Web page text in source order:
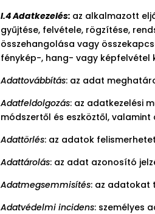
I.4 Adatkezelés: az alkalmazott
gyűjtése, felvétele, rögzítése,
összehangolása vagy
fénykép-, hang- vagy képfelvétel
Adattovábbítás: az adat
Adatfeldolgozás: az adatkezelési
módszertől és eszköztől,
Adattörlés: az adatok
Adattárolás: az adat azonosító
Adatmegsemmisítés: az adatokat
Adatvédelmi incidens: személyes